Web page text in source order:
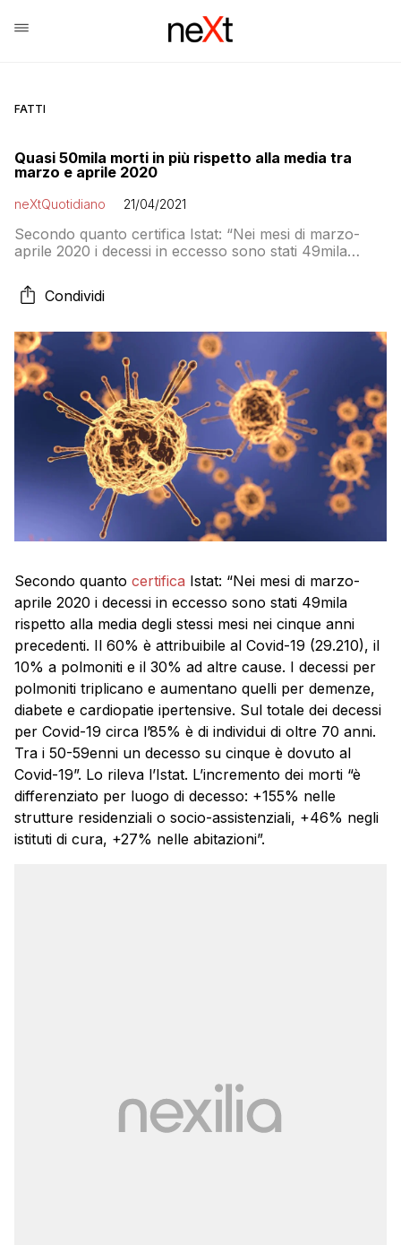
FATTI
Quasi 50mila morti in più rispetto alla media tra
marzo e aprile 2020
neXtQuotidiano 21/04/2021
Secondo quanto certifica Istat: “Nei mesi di marzo-
aprile 2020 i decessi in eccesso sono stati 49mila
precedenti”
Condividi
Secondo quanto certifica Istat: “Nei mesi di marzo-
aprile 2020 i decessi in eccesso sono stati 49mila
rispetto alla media degli stessi mesi nei cinque anni
precedenti. Il 60% è attribuibile al Covid-19 (29.210), il
10% a polmoniti e il 30% ad altre cause. I decessi per
polmoniti triplicano e aumentano quelli per demenze,
diabete e cardiopatie ipertensive. Sul totale dei decessi
per Covid-19 circa l’85% è di individui di oltre 70 anni.
Tra i 50-59enni un decesso su cinque è dovuto al
Covid-19”. Lo rileva l’Istat. L’incremento dei morti “è
differenziato per luogo di decesso: +155% nelle
strutture residenziali o socio-assistenziali, +46% negli
istituti di cura, +27% nelle abitazioni”.